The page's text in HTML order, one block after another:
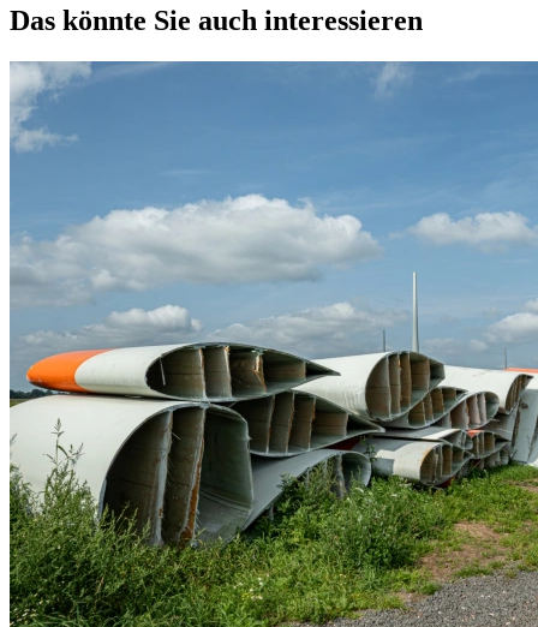
Das könnte Sie auch interessieren